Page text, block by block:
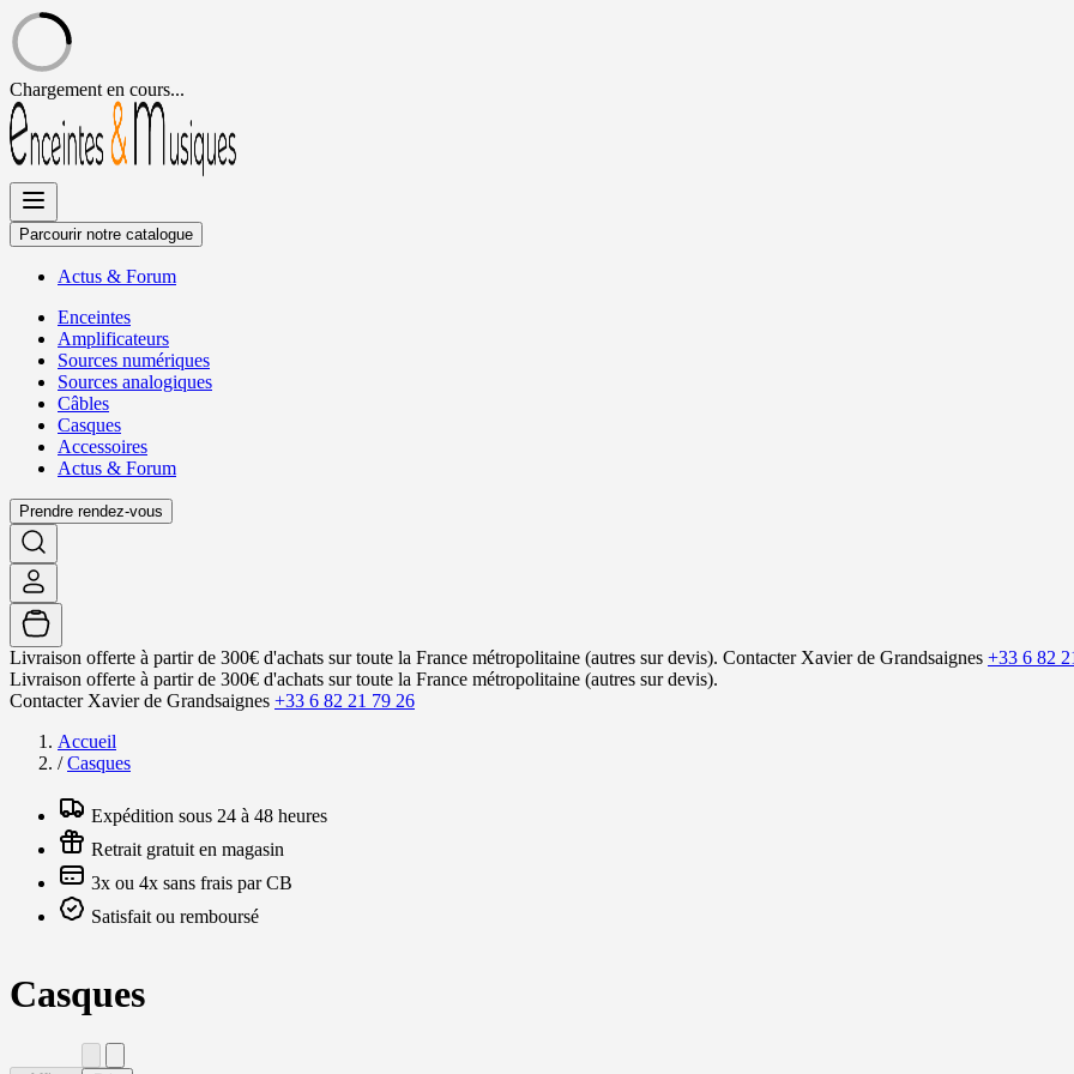
Chargement en cours...
Allez
au
contenu
Parcourir notre catalogue
Actus & Forum
Enceintes
Amplificateurs
Sources numériques
Sources analogiques
Câbles
Casques
Accessoires
Actus & Forum
Prendre rendez-vous
Livraison offerte à partir de 300€ d'achats sur toute la France métropolitaine (autres sur devis). Contacter Xavier de Grandsaignes +33 6 82
Livraison offerte à partir de 300€ d'achats sur toute la France métropolitaine (autres sur devis).
Contacter Xavier de Grandsaignes +33 6 82 21 79 26
Accueil
/ Casques
Expédition sous 24 à 48 heures
Retrait gratuit en magasin
3x ou 4x sans frais par CB
Satisfait ou remboursé
Casques